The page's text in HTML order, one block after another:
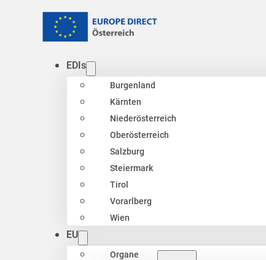
EDIs
Burgenland
Kärnten
Niederösterreich
Oberösterreich
Salzburg
Steiermark
Tirol
Vorarlberg
Wien
EU
Organe